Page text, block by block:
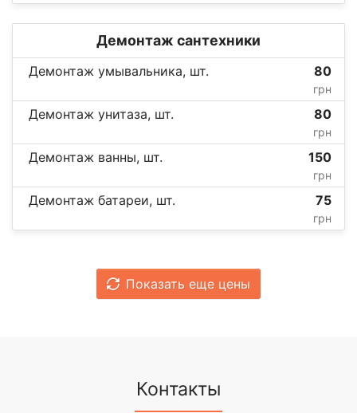
Демонтаж сантехники
Демонтаж умывальника, шт. 80
грн
Демонтаж унитаза, шт. 80
грн
Демонтаж ванны, шт. 150
грн
Демонтаж батареи, шт. 75
грн
Показать еще цены
Контакты